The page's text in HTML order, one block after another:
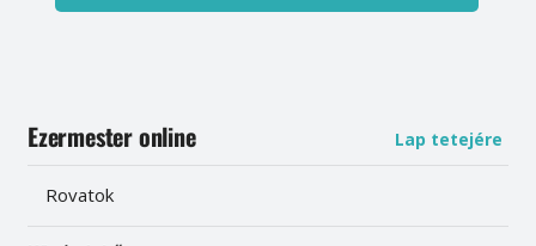
Ezermester online Lap tetejére
Rovatok